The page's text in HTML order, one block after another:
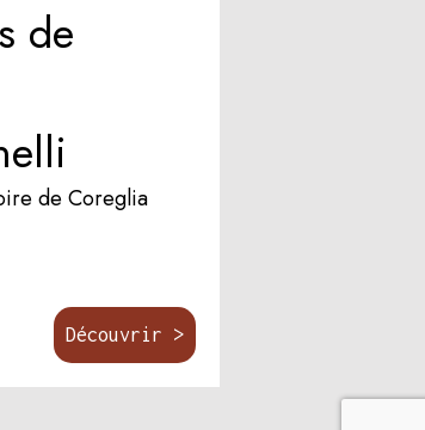
de
de Coreglia
Découvrir >